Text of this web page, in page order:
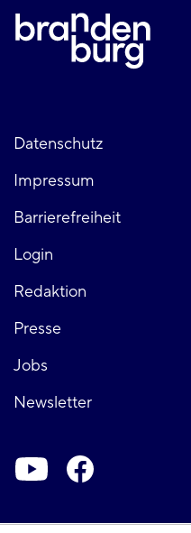
Fußzeile
links
Datenschutz
Impressum
Barrierefreiheit
Login
Fußzeile
rechts
Redaktion
Presse
Jobs
Newsletter
Soziale-
Netzwerke